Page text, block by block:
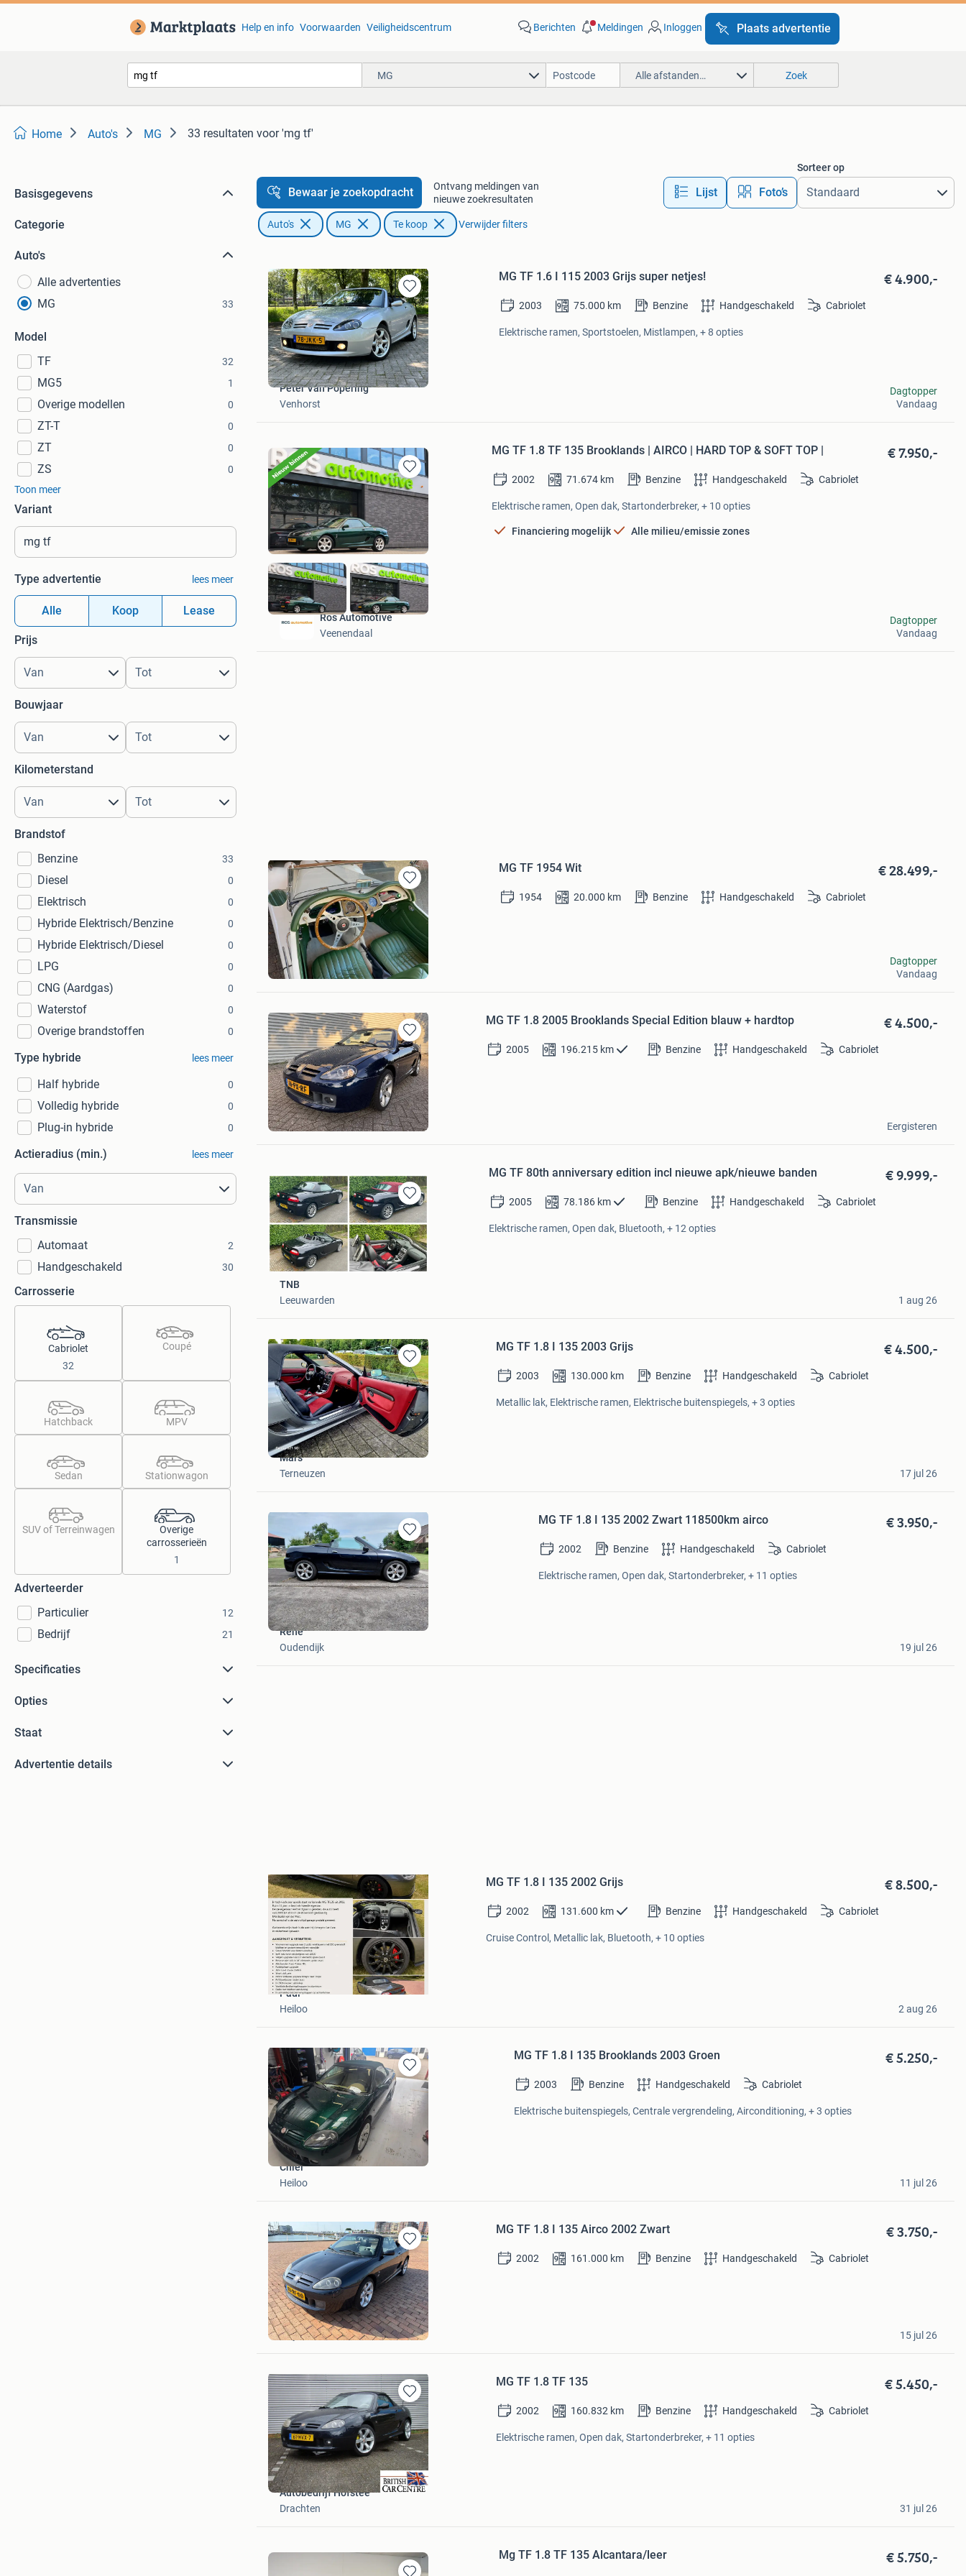
Help en info Voorwaarden Veiligheidscentrum Berichten Meldingen Inloggen Plaats advertentie
MG Alle afstanden… Zoek
Home Auto's MG 33 resultaten voor 'mg tf'
Basisgegevens
Categorie
Auto's
Alle advertenties
MG
33
Model
TF
32
MG5 1
Overige modellen 0
ZT-T 0
ZT 0
ZS
0
Toon meer
Variant
Type advertentie lees meer
Alle Koop Lease
Prijs
Bouwjaar
Kilometerstand
Brandstof
Benzine
33
Diesel 0
Elektrisch 0
Hybride Elektrisch/Benzine 0
Hybride Elektrisch/Diesel 0
LPG 0
CNG (Aardgas) 0
Waterstof 0
Overige brandstoffen 0
Type hybride lees meer
Half hybride 0
Volledig hybride 0
Plug-in hybride 0
Actieradius (min.) lees meer
Transmissie
Automaat
2
Handgeschakeld 30
Carrosserie
Cabriolet
32
Coupé
Hatchback MPV
Sedan Stationwagon
SUV of Terreinwagen
Overige
carrosserieën
1
Adverteerder
Particulier
12
Bedrijf 21
Specificaties
Opties
Staat
Advertentie details
Bewaar je zoekopdracht
Ontvang meldingen van
nieuwe zoekresultaten
Lijst Foto’s
Sorteer op
Auto's MG Te koop Verwijder filters
Bewaren
in
Mijn
Favorieten
MG TF 1.6 I 115 2003 Grijs super netjes! € 4.900,-
2003 75.000 km Benzine Handgeschakeld Cabriolet
Elektrische ramen, Sportstoelen, Mistlampen, + 8 opties
Peter Van Popering
Venhorst
Dagtopper
Vandaag
Bewaren
in
Mijn
Favorieten
MG TF 1.8 TF 135 Brooklands | AIRCO | HARD TOP & SOFT TOP | € 7.950,-
2002 71.674 km Benzine Handgeschakeld Cabriolet
Elektrische ramen, Open dak, Startonderbreker, + 10 opties
Financiering mogelijk Alle milieu/emissie zones
Ros Automotive
Veenendaal
Dagtopper
Vandaag
Bewaren
in
Mijn
Favorieten
MG TF 1954 Wit € 28.499,-
1954 20.000 km Benzine Handgeschakeld Cabriolet
maijntz
Mechelen
Dagtopper
Vandaag
Bewaren
in
Mijn
Favorieten
MG TF 1.8 2005 Brooklands Special Edition blauw + hardtop € 4.500,-
2005 196.215 km Benzine Handgeschakeld Cabriolet
Thijn
Helmond
Eergisteren
Bewaren
in
Mijn
Favorieten
MG TF 80th anniversary edition incl nieuwe apk/nieuwe banden € 9.999,-
2005 78.186 km Benzine Handgeschakeld Cabriolet
Elektrische ramen, Open dak, Bluetooth, + 12 opties
TNB
Leeuwarden
1 aug 26
Bewaren
in
Mijn
Favorieten
MG TF 1.8 I 135 2003 Grijs € 4.500,-
2003 130.000 km Benzine Handgeschakeld Cabriolet
Metallic lak, Elektrische ramen, Elektrische buitenspiegels, + 3 opties
Mars
Terneuzen
17 jul 26
Bewaren
in
Mijn
Favorieten
MG TF 1.8 I 135 2002 Zwart 118500km airco € 3.950,-
2002 Benzine Handgeschakeld Cabriolet
Elektrische ramen, Open dak, Startonderbreker, + 11 opties
René
Oudendijk
19 jul 26
Favorieten
MG TF 1.8 I 135 2002 Grijs € 8.500,-
2002 131.600 km Benzine Handgeschakeld Cabriolet
Cruise Control, Metallic lak, Bluetooth, + 10 opties
Paul
Heiloo
2 aug 26
Bewaren
in
Mijn
Favorieten
MG TF 1.8 I 135 Brooklands 2003 Groen € 5.250,-
2003 Benzine Handgeschakeld Cabriolet
Elektrische buitenspiegels, Centrale vergrendeling, Airconditioning, + 3 opties
Chiel
Heiloo
11 jul 26
Bewaren
in
Mijn
Favorieten
MG TF 1.8 I 135 Airco 2002 Zwart € 3.750,-
2002 161.000 km Benzine Handgeschakeld Cabriolet
Mex
Lelystad
15 jul 26
Bewaren
in
Mijn
Favorieten
MG TF 1.8 TF 135 € 5.450,-
2002 160.832 km Benzine Handgeschakeld Cabriolet
Elektrische ramen, Open dak, Startonderbreker, + 11 opties
Autobedrijf Hofstee
Drachten
31 jul 26
Mg TF 1.8 TF 135 Alcantara/leer € 5.750,-